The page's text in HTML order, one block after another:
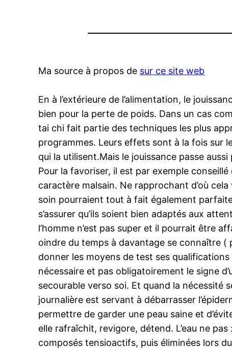
Ma source à propos de sur ce site web
En à l’extérieure de l’alimentation, le
bien pour la perte de poids. Dans un cas
tai chi fait partie des techniques les plus
programmes. Leurs effets sont à la fois sur
qui la utilisent.Mais le jouissance passe
Pour la favoriser, il est par exemple
caractère malsain. Ne rapprochant d’où
soin pourraient tout à fait également
s’assurer qu’ils soient bien adaptés aux
l’homme n’est pas super et il pourrait être
oindre du temps à davantage se connaître (
donner les moyens de test ses
nécessaire et pas obligatoirement le signe
secourable verso soi. Et quand la nécessité
journalière est servant à débarrasser
permettre de garder une peau saine et
elle rafraîchit, revigore, détend. L’eau ne
composés tensioactifs, puis éliminées lors